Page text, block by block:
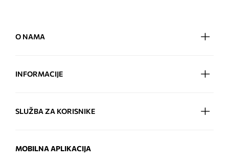
O NAMA
INFORMACIJE
SLUŽBA ZA KORISNIKE
MOBILNA APLIKACIJA